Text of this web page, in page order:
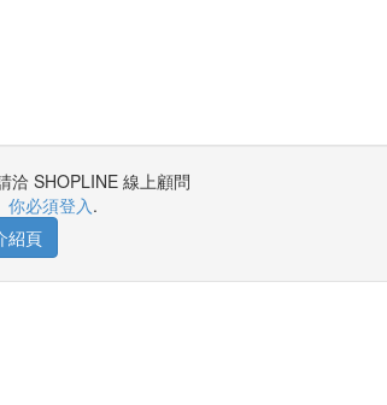
洽 SHOPLINE 線上顧問
你必須登入.
紹頁